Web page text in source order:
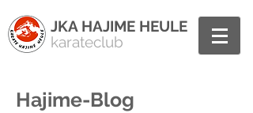
JKA HAJIME HEULE
karateclub
Hajime-Blog